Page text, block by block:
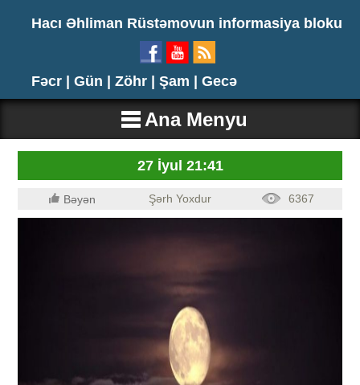
Hacı Əhliman Rüstəmovun informasiya bloku
Fəcr | Gün | Zöhr | Şam | Gecə
Ana Menyu
27 İyul 21:41
Bəyən Şərh Yoxdur 6367